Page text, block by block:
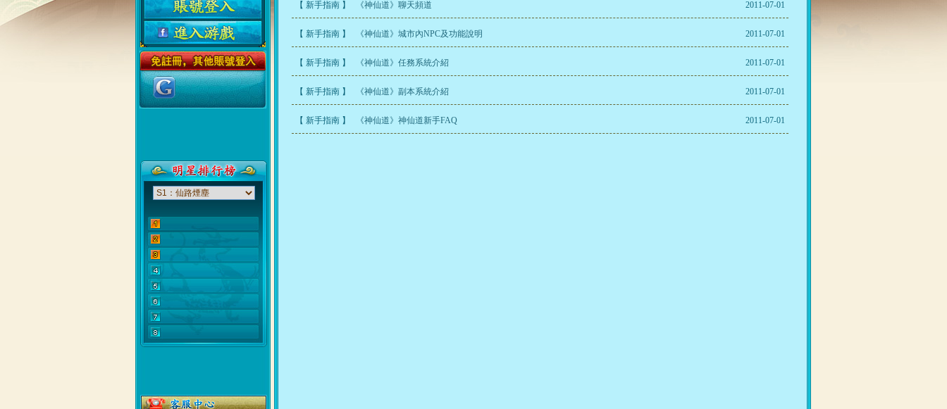
2011-07-01
【 新手指南 】 《神仙道》聊天頻道
2011-07-01
【 新手指南 】 《神仙道》城市內NPC及功能說明
2011-07-01
【 新手指南 】 《神仙道》任務系統介紹
2011-07-01
【 新手指南 】 《神仙道》副本系統介紹
2011-07-01
【 新手指南 】 《神仙道》神仙道新手FAQ